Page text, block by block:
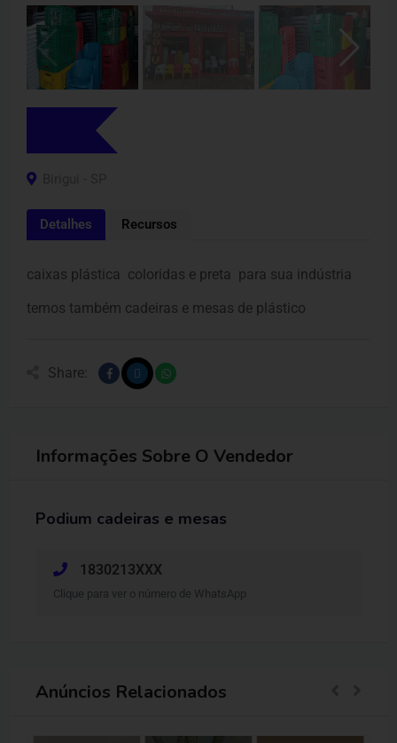
Detalhes Recursos
caixas plástica coloridas e preta para sua indústria
temos também cadeiras e mesas de plástico
Share:
Informações Sobre O Vendedor
Podium cadeiras e mesas
1830213XXX
Clique para ver o número de WhatsApp
Anúncios Relacionados